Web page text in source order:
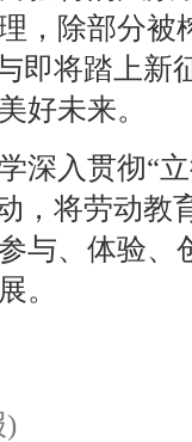
，除部分被
即将踏上新
好未来。
入贯彻“立
，将劳动教
与、体验、
。
)